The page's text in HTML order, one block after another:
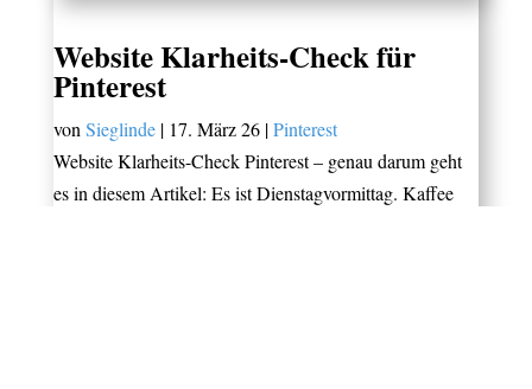
Website Klarheits-Check für
Pinterest
von Sieglinde| 17. März 26|Pinterest
Website Klarheits-Check Pinterest – genau darum geht
es in diesem Artikel: Es ist Dienstagvormittag. Kaffee